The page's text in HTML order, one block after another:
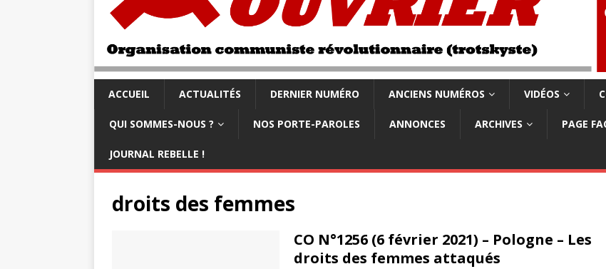
ACCUEIL ACTUALITÉS DERNIER NUMÉRO ANCIENS NUMÉROS VIDÉOS
QUI SOMMES-NOUS ? NOS PORTE-PAROLES ANNONCES ARCHIVES PAGE
JOURNAL REBELLE !
droits des femmes
CO N°1256 (6 février 2021) – Pologne – Les
droits des femmes attaqués